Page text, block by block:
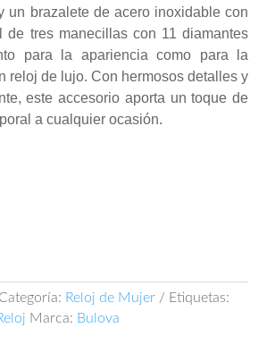
un brazalete de acero inoxidable con
de tres manecillas con 11 diamantes
para la apariencia como para la
reloj de lujo. Con hermosos detalles y
este accesorio aporta un toque de
a cualquier ocasión.
Categoría: Reloj de Mujer
Etiquetas:
Marca: Bulova